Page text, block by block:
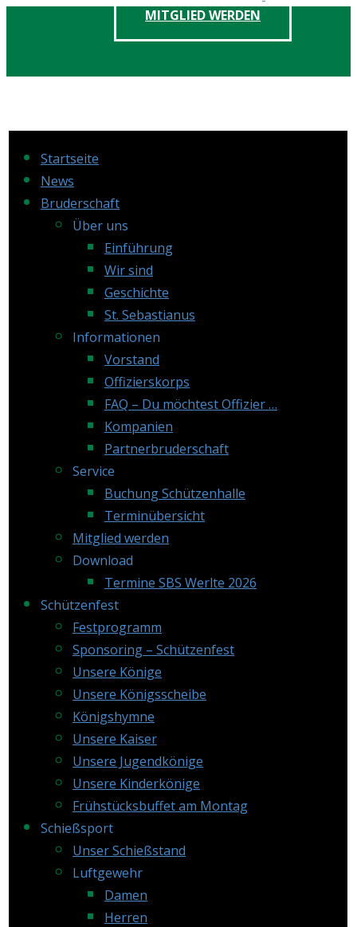
MITGLIED WERDEN
Startseite
News
Bruderschaft
Über uns
Einführung
Wir sind
Geschichte
St. Sebastianus
Informationen
Vorstand
Offizierskorps
FAQ – Du möchtest Offizier …
Kompanien
Partnerbruderschaft
Service
Buchung Schützenhalle
Terminübersicht
Mitglied werden
Download
Termine SBS Werlte 2026
Schützenfest
Festprogramm
Sponsoring – Schützenfest
Unsere Könige
Unsere Königsscheibe
Königshymne
Unsere Kaiser
Unsere Jugendkönige
Unsere Kinderkönige
Frühstücksbuffet am Montag
Schießsport
Unser Schießstand
Luftgewehr
Damen
Herren